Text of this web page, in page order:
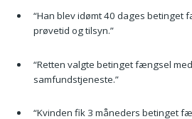
“Han blev idømt 40 dages betinget
prøvetid og tilsyn.”
“Retten valgte betinget fængsel
samfundstjeneste.”
“Kvinden fik 3 måneders betinget